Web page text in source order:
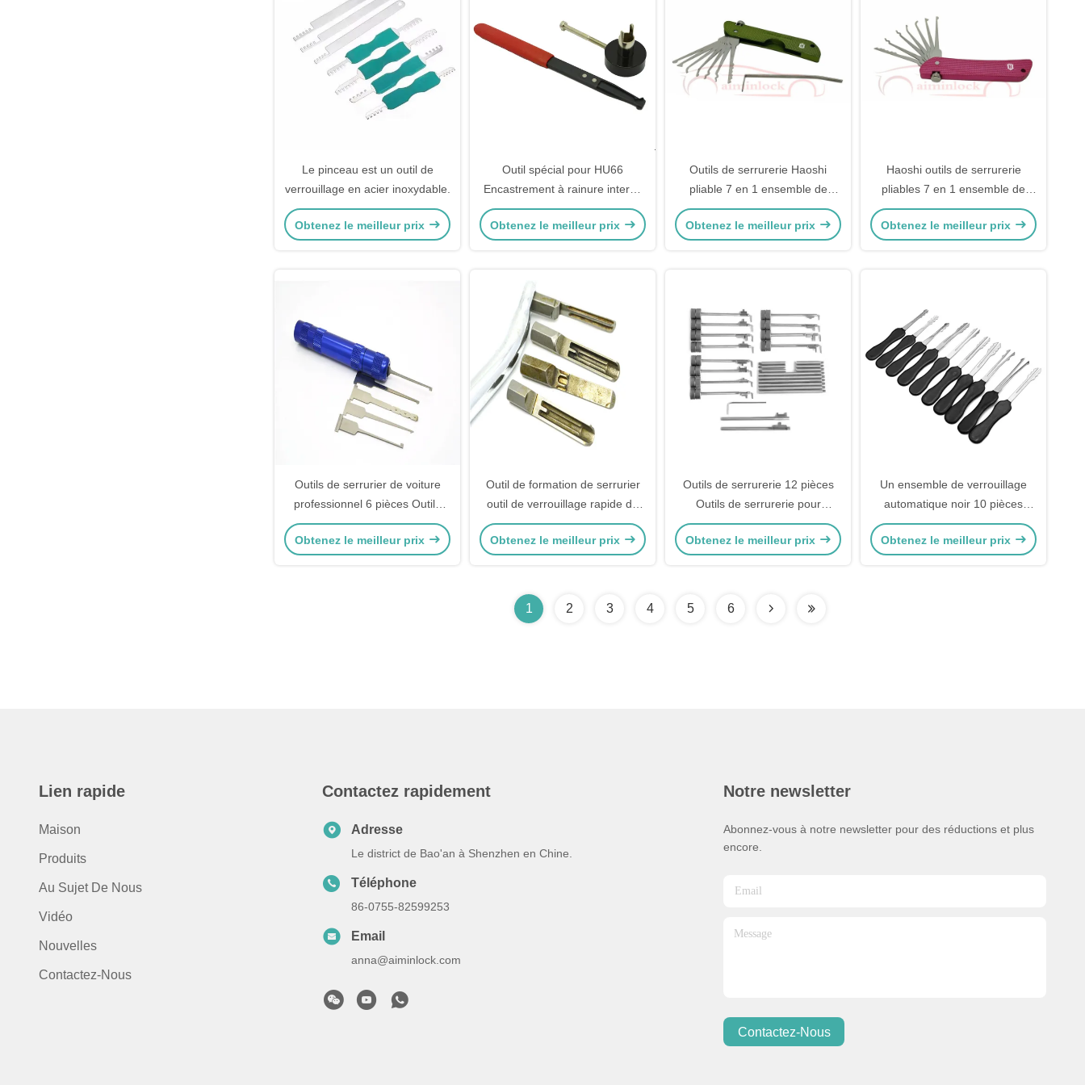
Le pinceau est un outil de
verrouillage en acier inoxydable.
Obtenez le meilleur prix
Outil spécial pour HU66
Encastrement à rainure interne
Serrurier outil Serrure ouvreur
Serrure sélectionner
Obtenez le meilleur prix
Outils de serrurerie Haoshi
pliable 7 en 1 ensemble de
sélection de serrure Outils de
serrurerie (vert)
Obtenez le meilleur prix
Haoshi outils de serrurerie
pliables 7 en 1 ensemble de
collecte de serrures outils de
serrurerie (rose)
Obtenez le meilleur prix
Outils de serrurier de voiture
professionnel 6 pièces Outils
manuels de déverrouillage
Obtenez le meilleur prix
Outil de formation de serrurier
outil de verrouillage rapide de
Baodean outils de verrouillage
4pcs sélection de serrure
Obtenez le meilleur prix
Outils de serrurerie 12 pièces
Outils de serrurerie pour
coffres-forts
Obtenez le meilleur prix
Un ensemble de verrouillage
automatique noir 10 pièces
outils de verrouillage à double
face
Obtenez le meilleur prix
1 2 3 4 5 6
Lien rapide
Maison
Produits
Au Sujet De Nous
Vidéo
Nouvelles
Contactez-Nous
Contactez rapidement
Adresse
Le district de Bao'an à Shenzhen en Chine.
Téléphone
86-0755-82599253
Email
anna@aiminlock.com
Notre newsletter
Abonnez-vous à notre newsletter pour des réductions et plus
encore.
Contactez-Nous